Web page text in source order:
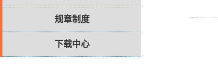
规章制度
下载中心